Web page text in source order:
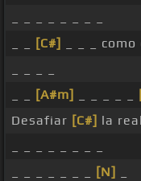
[C#]
_ _ _
[A#m]
Desafiar [C#] la
[N]